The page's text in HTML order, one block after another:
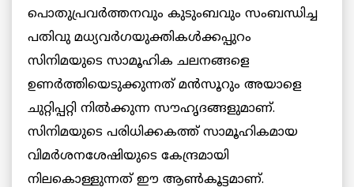
പൊതുപ്രവർത്തനവും കുടുംബവും സംബന്ധിച്ച
പതിവു മധ്യവർഗയുക്തികൾക്കപ്പുറം
സിനിമയുടെ സാമൂഹിക ചലനങ്ങളെ
ഉണർത്തിയെടുക്കുന്നത് മൻസൂറും അയാളെ
ചുറ്റിപ്പറ്റി നിൽക്കുന്ന സൗഹൃദങ്ങളുമാണ്.
സിനിമയുടെ പരിധിക്കകത്ത് സാമൂഹികമായ
വിമർശനശേഷിയുടെ കേന്ദ്രമായി
നിലകൊള്ളുന്നത് ഈ ആൺകൂട്ടമാണ്.